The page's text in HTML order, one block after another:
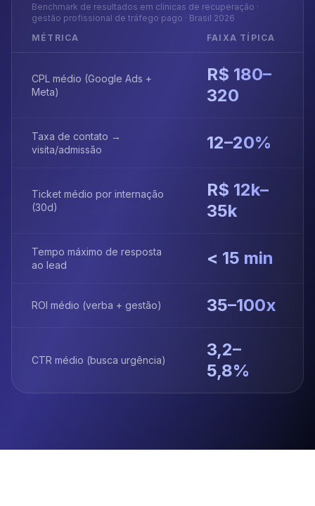
Benchmark de resultados em clínicas de recuperação ·
gestão profissional de tráfego pago · Brasil 2026
MÉTRICA
FAIXA TÍPICA
CPL médio (Google Ads +
Meta)
R$ 180–
320
Taxa de contato →
visita/admissão
12–20%
Ticket médio por internação
(30d)
R$ 12k–
35k
Tempo máximo de resposta
ao lead
< 15 min
ROI médio (verba + gestão) 35–100x
CTR médio (busca urgência)
3,2–
5,8%